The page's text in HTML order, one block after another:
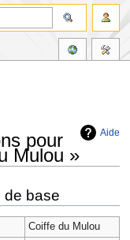
Aide
pour
Mulou »
de base
Coiffe du Mulou